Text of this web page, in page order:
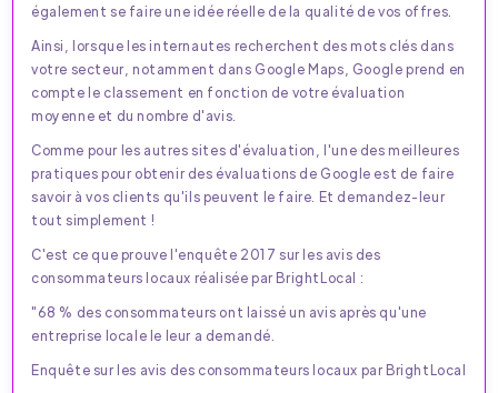
également se faire une idée réelle de la qualité de vos offres.
Ainsi, lorsque les internautes recherchent des mots clés dans
votre secteur, notamment dans Google Maps, Google prend en
compte le classement en fonction de votre évaluation
moyenne et du nombre d'avis.
Comme pour les autres sites d'évaluation, l'une des meilleures
pratiques pour obtenir des évaluations de Google est de faire
savoir à vos clients qu'ils peuvent le faire. Et demandez-leur
tout simplement !
C'est ce que prouve l'enquête 2017 sur les avis des
consommateurs locaux réalisée par BrightLocal :
"68 % des consommateurs ont laissé un avis après qu'une
entreprise locale le leur a demandé.
Enquête sur les avis des consommateurs locaux par BrightLocal